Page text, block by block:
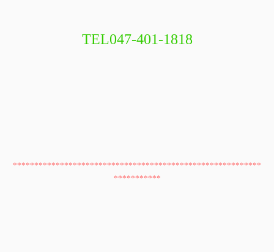
TEL047-401-1818
**********************************************************
***********